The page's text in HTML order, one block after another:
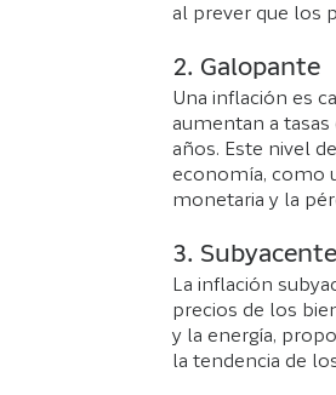
al prever que los
2. Galopante
Una inflación es
aumentan a
años. Este nivel
economía, como
monetaria y la
3. Subyacente
La inflación
precios de los
y la energía,
la tendencia de